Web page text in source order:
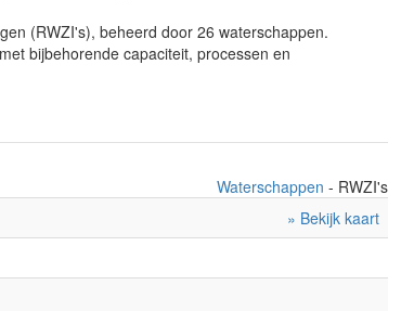
(RWZI's), beheerd door 26 waterschappen.
bijbehorende capaciteit, processen en
Waterschappen - RWZI's
» Bekijk kaart